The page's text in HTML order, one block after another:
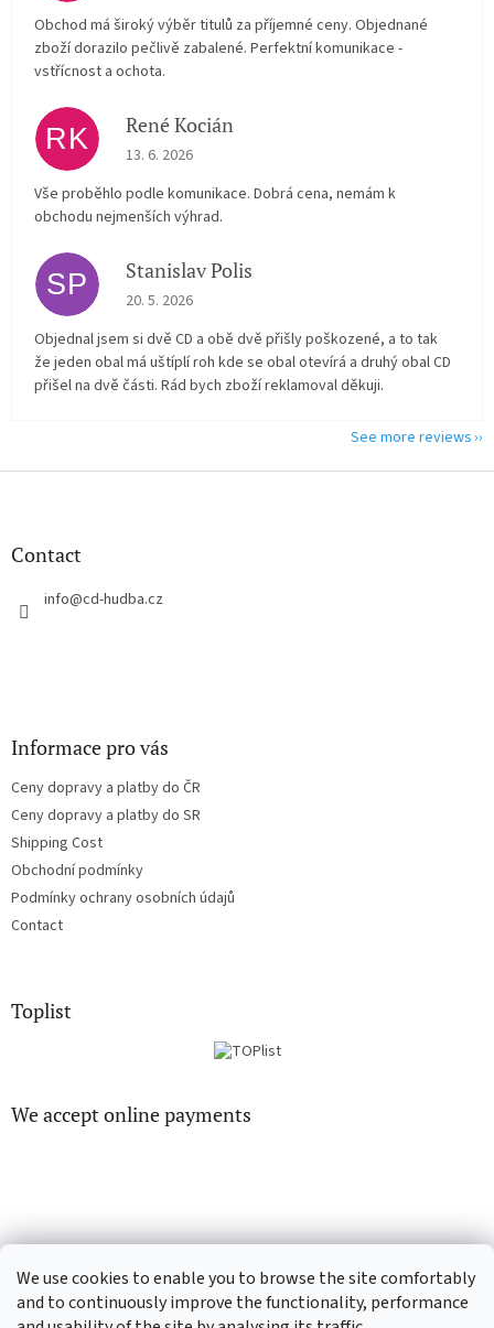
We use cookies to enable you to browse the site comfortably
and to continuously improve the functionality, performance
Obchod má široký výběr titulů za příjemné ceny. Objednané
zboží dorazilo pečlivě zabalené. Perfektní komunikace -
vstřícnost a ochota.
RK René Kocián
The store rating is 5 out of 5 stars.
13. 6. 2026
Vše proběhlo podle komunikace. Dobrá cena, nemám k
obchodu nejmenších výhrad.
SP Stanislav Polis
The store rating is 2 out of 5 stars.
20. 5. 2026
Objednal jsem si dvě CD a obě dvě přišly poškozené, a to tak
že jeden obal má uštíplí roh kde se obal otevírá a druhý obal CD
přišel na dvě části. Rád bych zboží reklamoval děkuji.
See more reviews
F
Contact
info@cd-hudba.cz
Informace pro vás
Ceny dopravy a platby do ČR
Ceny dopravy a platby do SR
Shipping Cost
Obchodní podmínky
Podmínky ochrany osobních údajů
Contact
Toplist
We accept online payments